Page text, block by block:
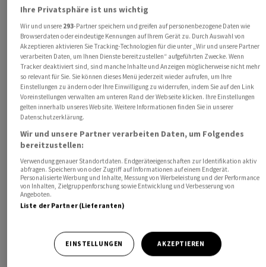
ihres Portfolios in Aktien anlegen. Dadurch winken
- gerade langfristig gesehen - höhere Renditen, aber
auch höhere Risiken. Sparer, die in einen 3a-Aktien-
Fonds einzahlen, müssen auch mal mit längeren
Verlustperioden umgehen können. Je höher der
Aktienanteil, desto grösser das Risiko von
Schwankungen.
Ihre Privatsphäre ist uns wichtig
Wir und unsere 293-Partner speichern und greifen auf personenbezogene Daten wie
Browserdaten oder eindeutige Kennungen auf Ihrem Gerät zu. Durch Auswahl von
Akzeptieren aktivieren Sie Tracking-Technologien für die unter „Wir und unsere Partner
verarbeiten Daten, um Ihnen Dienste bereitzustellen“ aufgeführten Zwecke. Wenn
Tracker deaktiviert sind, sind manche Inhalte und Anzeigen möglicherweise nicht mehr
so relevant für Sie. Sie können dieses Menü jederzeit wieder aufrufen, um Ihre
Einstellungen zu ändern oder Ihre Einwilligung zu widerrufen, indem Sie auf den Link
Voreinstellungen verwalten am unteren Rand der Webseite klicken. Ihre Einstellungen
gelten innerhalb unseres Website. Weitere Informationen finden Sie in unserer
Datenschutzerklärung.
Wir und unsere Partner verarbeiten Daten, um Folgendes
bereitzustellen:
Verwendung genauer Standortdaten. Endgeräteeigenschaften zur Identifikation aktiv
abfragen. Speichern von oder Zugriff auf Informationen auf einem Endgerät.
Personalisierte Werbung und Inhalte, Messung von Werbeleistung und der Performance
von Inhalten, Zielgruppenforschung sowie Entwicklung und Verbesserung von
Angeboten.
Liste der Partner (Lieferanten)
EINSTELLUNGEN AKZEPTIEREN